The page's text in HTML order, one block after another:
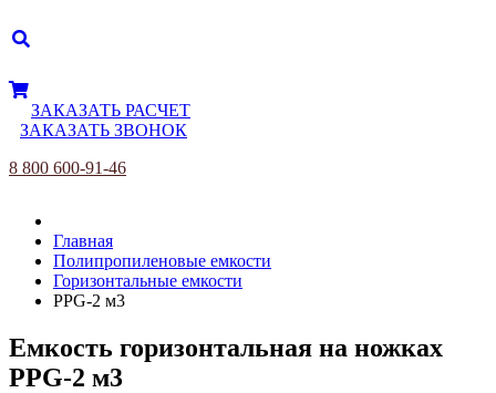
ЗАКАЗАТЬ РАСЧЕТ
ЗАКАЗАТЬ ЗВОНОК
8 800 600-91-46
Главная
Полипропиленовые емкости
Горизонтальные емкости
PPG-2 м3
Емкость горизонтальная на ножках
PPG-2 м3